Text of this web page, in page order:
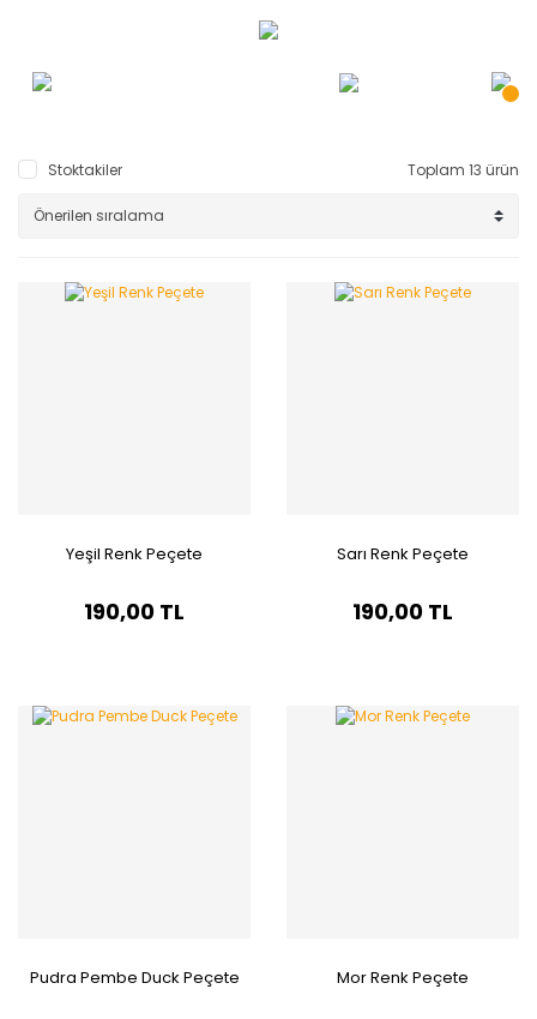
Stoktakiler Toplam 13 ürün
Yeşil Renk Peçete
190,00 TL
Sarı Renk Peçete
190,00 TL
Pudra Pembe Duck Peçete Mor Renk Peçete